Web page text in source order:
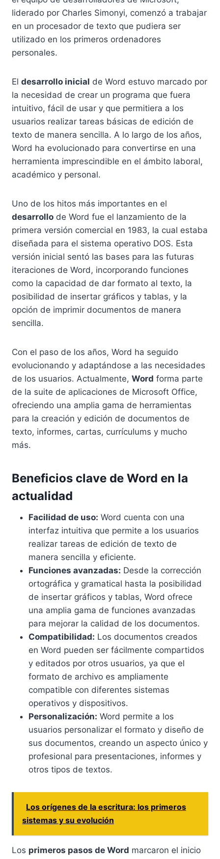
liderado por Charles Simonyi, comenzó a trabajar
en un procesador de texto que pudiera ser
utilizado en los primeros ordenadores
personales.
El desarrollo inicial de Word estuvo marcado por
la necesidad de crear un programa que fuera
intuitivo, fácil de usar y que permitiera a los
usuarios realizar tareas básicas de edición de
texto de manera sencilla. A lo largo de los años,
Word ha evolucionado para convertirse en una
herramienta imprescindible en el ámbito laboral,
académico y personal.
Uno de los hitos más importantes en el
desarrollo de Word fue el lanzamiento de la
primera versión comercial en 1983, la cual estaba
diseñada para el sistema operativo DOS. Esta
versión inicial sentó las bases para las futuras
iteraciones de Word, incorporando funciones
como la capacidad de dar formato al texto, la
posibilidad de insertar gráficos y tablas, y la
opción de imprimir documentos de manera
sencilla.
Con el paso de los años, Word ha seguido
evolucionando y adaptándose a las necesidades
de los usuarios. Actualmente, Word forma parte
de la suite de aplicaciones de Microsoft Office,
ofreciendo una amplia gama de herramientas
para la creación y edición de documentos de
texto, informes, cartas, currículums y mucho
más.
Beneficios clave de Word en la
actualidad
Facilidad de uso: Word cuenta con una
interfaz intuitiva que permite a los usuarios
realizar tareas de edición de texto de
manera sencilla y eficiente.
Funciones avanzadas: Desde la corrección
ortográfica y gramatical hasta la posibilidad
de insertar gráficos y tablas, Word ofrece
una amplia gama de funciones avanzadas
para mejorar la calidad de los documentos.
Compatibilidad: Los documentos creados
en Word pueden ser fácilmente compartidos
y editados por otros usuarios, ya que el
formato de archivo es ampliamente
compatible con diferentes sistemas
operativos y dispositivos.
Personalización: Word permite a los
usuarios personalizar el formato y diseño de
sus documentos, creando un aspecto único y
profesional para presentaciones, informes y
otros tipos de textos.
Los orígenes de la escritura: los primeros
sistemas y su evolución
Los primeros pasos de Word marcaron el inicio